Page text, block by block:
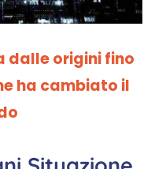
dalle origini fino
ha cambiato il